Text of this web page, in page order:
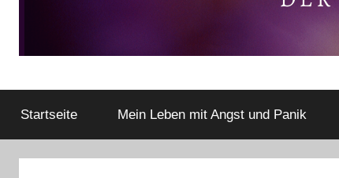
Yvis
Lifestyle
kleine
Lifestyle
Startseite Mein Leben mit Angst und Panik